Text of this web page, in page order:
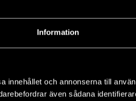
Information
innehållet och annonserna till
även sådana